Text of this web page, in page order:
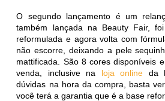
O segundo lançamento é um
também lançada na Beauty Fair,
reformulada e agora volta com
não escorre, deixando a pele
mattificada. São 8 cores disponíveis
venda, inclusive na loja online da
dúvidas na hora da compra, basta
você terá a garantia que é a base